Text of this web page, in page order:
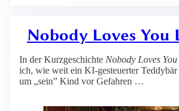
Nobody Loves You
In der Kurzgeschichte Nobody Loves
ich, wie weit ein KI-gesteuerter Teddybär
um „sein” Kind vor Gefahren …